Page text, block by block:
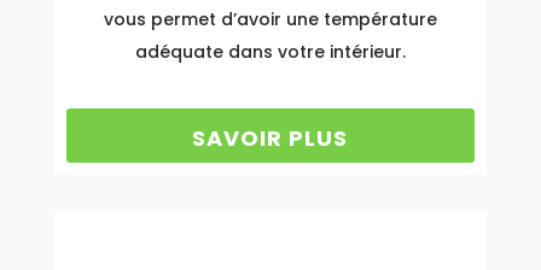
vous permet d’avoir une température
adéquate dans votre intérieur.
SAVOIR PLUS